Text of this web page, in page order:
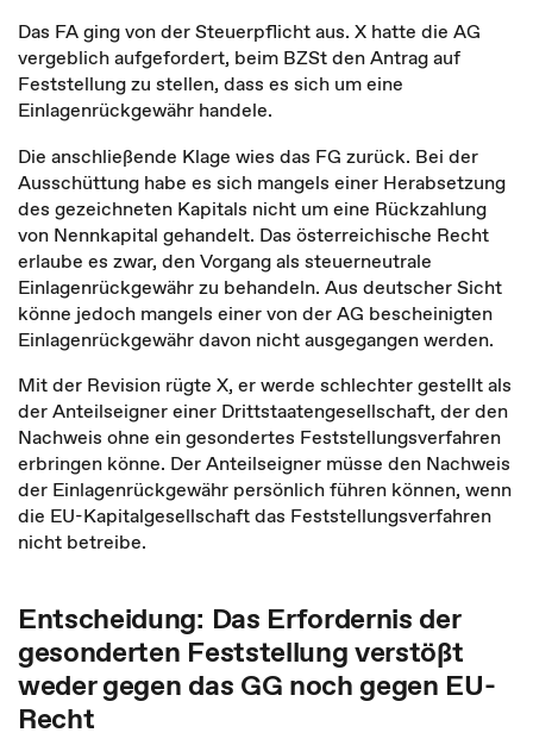
Das FA ging von der Steuerpflicht aus. X hatte die AG
vergeblich aufgefordert, beim BZSt den Antrag auf
Feststellung zu stellen, dass es sich um eine
Einlagenrückgewähr handele.
Die anschließende Klage wies das FG zurück. Bei der
Ausschüttung habe es sich mangels einer Herabsetzung
des gezeichneten Kapitals nicht um eine Rückzahlung
von Nennkapital gehandelt. Das österreichische Recht
erlaube es zwar, den Vorgang als steuerneutrale
Einlagenrückgewähr zu behandeln. Aus deutscher Sicht
könne jedoch mangels einer von der AG bescheinigten
Einlagenrückgewähr davon nicht ausgegangen werden.
Mit der Revision rügte X, er werde schlechter gestellt als
der Anteilseigner einer Drittstaatengesellschaft, der den
Nachweis ohne ein gesondertes Feststellungsverfahren
erbringen könne. Der Anteilseigner müsse den Nachweis
der Einlagenrückgewähr persönlich führen können, wenn
die EU-Kapitalgesellschaft das Feststellungsverfahren
nicht betreibe.
Entscheidung: Das Erfordernis der
gesonderten Feststellung verstößt
weder gegen das GG noch gegen EU-
Recht